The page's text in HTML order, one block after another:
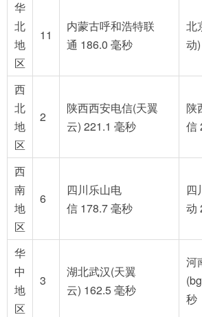
华
北
地
区
11
内蒙古呼和浩特联
通 186.0 毫秒
北
动
西
北
地
区
2
陕西西安电信(天翼
云) 221.1 毫秒
陕
信
西
南
地
区
6
四川乐山电
信 178.7 毫秒
四
动
华
中
地
区
3
湖北武汉(天翼
云) 162.5 毫秒
河
秒